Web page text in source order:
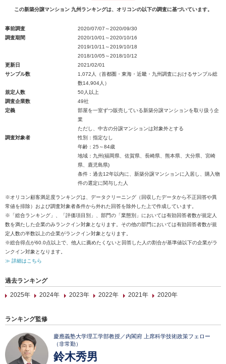
この新築分譲マンション 九州ランキングは、オリコンの以下の調査に基づいています。
事前調査
2020/07/07～2020/09/30
調査期間
2020/10/01～2020/10/16
2019/10/11～2019/10/18
2018/10/05～2018/10/12
更新日
2021/02/01
サンプル数
1,072人（首都圏・東海・近畿・九州調査におけるサンプル総
数14,904人）
規定人数
50人以上
調査企業数
49社
定義
部屋を一室ずつ販売している新築分譲マンションを取り扱う企
業
ただし、中古の分譲マンションは対象外とする
調査対象者
性別：指定なし
年齢：25～84歳
地域：九州(福岡県、佐賀県、長崎県、熊本県、大分県、宮崎
県、鹿児島県)
条件：過去12年以内に、新築分譲マンションに入居し、購入物
件の選定に関与した人
※オリコン顧客満足度ランキングは、データクリーニング（回収したデータから不正回答や異
常値を排除）および調査対象者条件から外れた回答を除外した上で作成しています。
※「総合ランキング」、「評価項目別」、部門の「業態別」においては有効回答者数が規定人
数を満たした企業のみランクイン対象となります。その他の部門においては有効回答者数が規
定人数の半数以上の企業がランクイン対象となります。
※総合得点が60.0点以上で、他人に薦めたくないと回答した人の割合が基準値以下の企業がラ
ンクイン対象となります。
≫ 詳細はこちら
過去ランキング
2025年
2024年 2023年 2022年 2021年 2020年
ランキング監修
慶應義塾大学理工学部教授／内閣府 上席科学技術政策フェロー
（非常勤）
鈴木秀男